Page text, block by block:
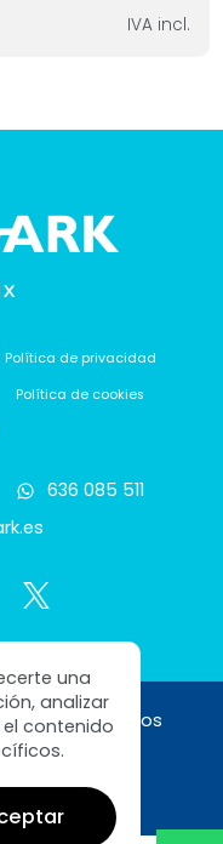
una
analizar
contenido
IVA incl.
Política de privacidad
Política de cookies
636 085 511
los derechos